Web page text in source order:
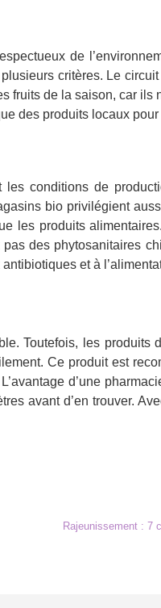
de
critères. Le
fruits de la saison, car ils
des produits locaux
les conditions de
bio privilégient
les produits
des phytosanitaires
et à
Toutefois, les produits
Ce produit est
d’une
avant d’en trouver.
Rajeunissement : 7